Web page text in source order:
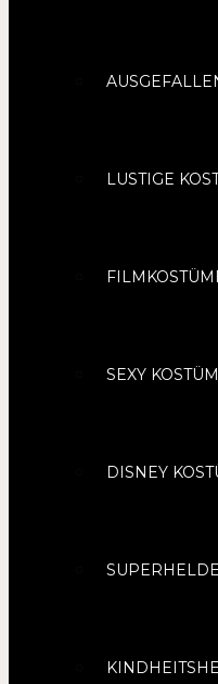
LUSTIGE
SEXY
DISNEY